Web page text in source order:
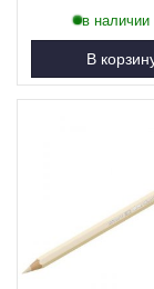
в наличии
В